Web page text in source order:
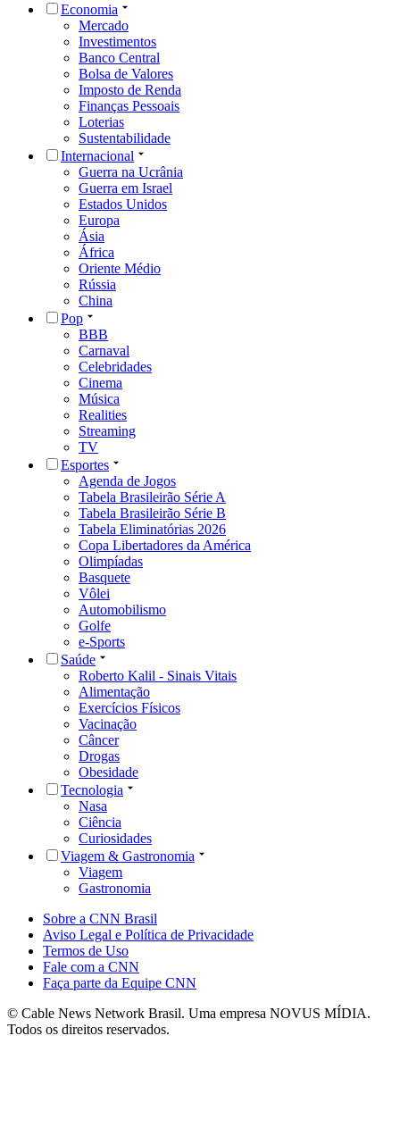
Economia
Mercado
Investimentos
Banco Central
Bolsa de Valores
Imposto de Renda
Finanças Pessoais
Loterias
Sustentabilidade
Internacional
Guerra na Ucrânia
Guerra em Israel
Estados Unidos
Europa
Ásia
África
Oriente Médio
Rússia
China
Pop
BBB
Carnaval
Celebridades
Cinema
Música
Realities
Streaming
TV
Esportes
Agenda de Jogos
Tabela Brasileirão Série A
Tabela Brasileirão Série B
Tabela Eliminatórias 2026
Copa Libertadores da América
Olimpíadas
Basquete
Vôlei
Automobilismo
Golfe
e-Sports
Saúde
Roberto Kalil - Sinais Vitais
Alimentação
Exercícios Físicos
Vacinação
Câncer
Drogas
Obesidade
Tecnologia
Nasa
Ciência
Curiosidades
Viagem & Gastronomia
Viagem
Gastronomia
Sobre a CNN Brasil
Aviso Legal e Política de Privacidade
Termos de Uso
Fale com a CNN
Faça parte da Equipe CNN
© Cable News Network Brasil. Uma empresa NOVUS MÍDIA.
Todos os direitos reservados.